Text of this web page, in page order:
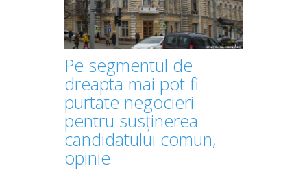
Pe segmentul de
dreapta mai pot fi
purtate negocieri
pentru susținerea
candidatului comun,
opinie